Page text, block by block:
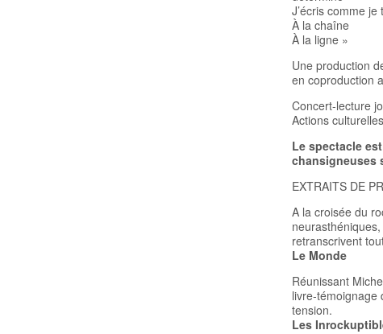
J’écris comme je
À la chaîne
À la ligne »
Une production
en coproduction
Concert-lecture
Actions
Le spectacle
chansigneuses
EXTRAITS DE
A la croisée du
retranscrivent
Le Monde
Réunissant
livre-témoignage
tension.
Les